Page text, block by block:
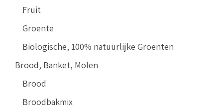
Fruit
Groente
Biologische, 100% natuurlijke Groenten
Brood, Banket, Molen
Brood
Broodbakmix